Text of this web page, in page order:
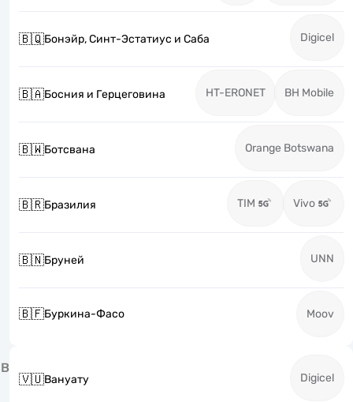
🇧🇶Бонэйр, Синт-Эстатиус и Саба Digicel
🇧🇦Босния и Герцеговина HT-ERONET BH Mobile
🇧🇼Ботсвана Orange Botswana
🇧🇷Бразилия TIM Vivo
🇧🇳Бруней UNN
🇧🇫Буркина-Фасо Moov
В
🇻🇺Вануату Digicel